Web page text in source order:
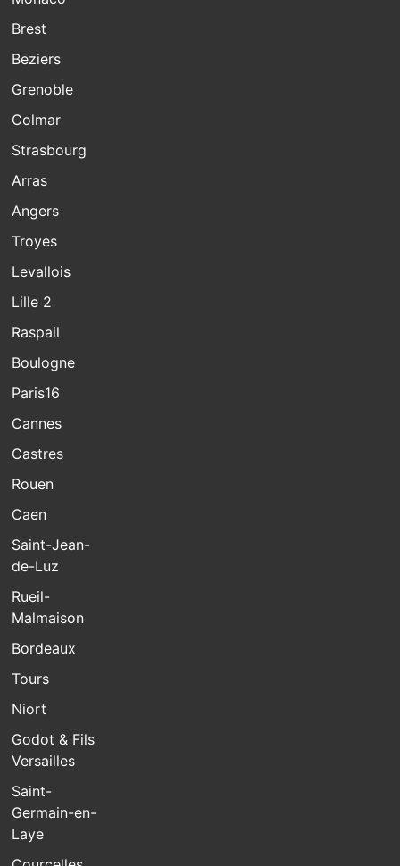
Brest
Beziers
Grenoble
Colmar
Strasbourg
Arras
Angers
Troyes
Levallois
Lille 2
Raspail
Boulogne
Paris16
Cannes
Castres
Rouen
Caen
Saint-Jean-
de-Luz
Rueil-
Malmaison
Bordeaux
Tours
Niort
Godot & Fils
Versailles
Saint-
Germain-en-
Laye